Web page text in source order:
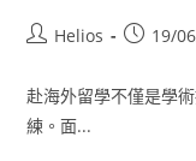
Helios 19/
赴海外留學不僅是學
練。面...